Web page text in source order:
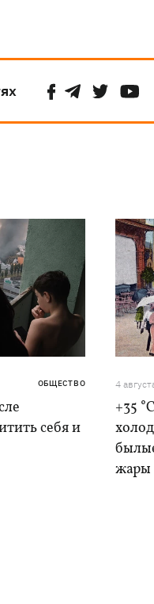
ОБЩЕСТВО
себя и
4
+35
жары